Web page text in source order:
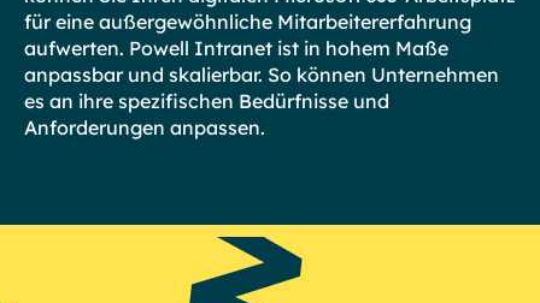
für eine außergewöhnliche Mitarbeitererfahrung
aufwerten. Powell Intranet ist in hohem Maße
anpassbar und skalierbar. So können Unternehmen
es an ihre spezifischen Bedürfnisse und
Anforderungen anpassen.